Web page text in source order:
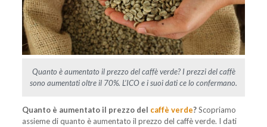
Quanto è aumentato il prezzo del caffè verde? I prezzi del caffè
sono aumentati oltre il 70%. L’ICO e i suoi dati ce lo confermano.
Quanto è aumentato il prezzo del caffè verde?Scopriamo
assieme di quanto è aumentato il prezzo del caffè verde. I dati